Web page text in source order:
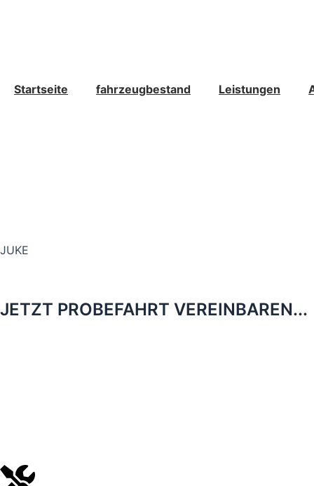
Startseite fahrzeugbestand Leistungen
JUKE
JETZT PROBEFAHRT VEREINBAREN...